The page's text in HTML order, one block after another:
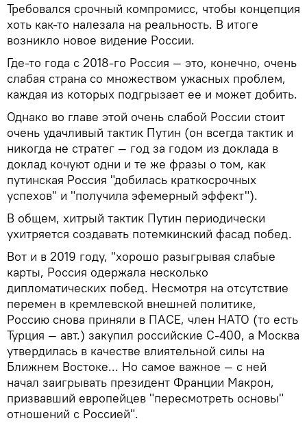
Требовался срочный компромисс, чтобы концепция
хоть как-то налезала на реальность. В итоге
возникло новое видение России.
Где-то года с 2018-го Россия — это, конечно, очень
слабая страна со множеством ужасных проблем,
каждая из которых подгрызает ее и может добить.
Однако во главе этой очень слабой России стоит
очень удачливый тактик Путин (он всегда тактик и
никогда не стратег — год за годом из доклада в
доклад кочуют одни и те же фразы о том, как
путинская Россия "добилась краткосрочных
успехов" и "получила эфемерный эффект").
В общем, хитрый тактик Путин периодически
ухитряется создавать потемкинский фасад побед.
Вот и в 2019 году, "хорошо разыгрывая слабые
карты, Россия одержала несколько
дипломатических побед. Несмотря на отсутствие
перемен в кремлевской внешней политике,
Россию снова приняли в ПАСЕ, член НАТО (то есть
Турция — авт.) закупил российские С-400, а Москва
утвердилась в качестве влиятельной силы на
Ближнем Востоке... Но самое важное — с ней
начал заигрывать президент Франции Макрон,
призвавший европейцев "пересмотреть основы"
отношений с Россией".